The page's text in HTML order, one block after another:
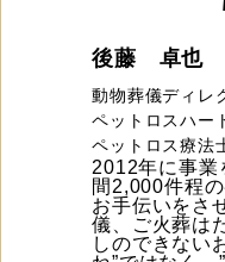
後藤 卓也
動物葬儀ディレ
ペットロスハー
ペットロス療法
2012年に事業
間2,000件程
お手伝いをさ
儀、ご火葬は
しのできない